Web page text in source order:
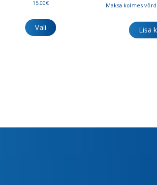
15.00€
Vali
tootel
Maksa kolmes
Lisa